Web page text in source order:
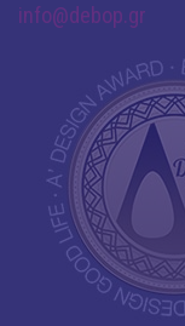
info@debop.gr